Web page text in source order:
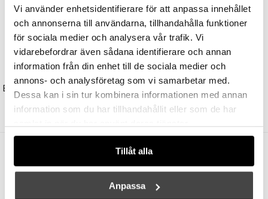
Vi använder enhetsidentifierare för att anpassa innehållet
och annonserna till användarna, tillhandahålla funktioner
för sociala medier och analysera vår trafik. Vi
vidarebefordrar även sådana identifierare och annan
information från din enhet till de sociala medier och
annons- och analysföretag som vi samarbetar med.
Dessa kan i sin tur kombinera informationen med annan
information som du har tillhandahållit eller som de har
Tillåt alla
Anpassa
Bazar Vägglampa Mini Sandsvart
1249 kr
937 kr
2599 kr
1949 kr
Andra köpte även